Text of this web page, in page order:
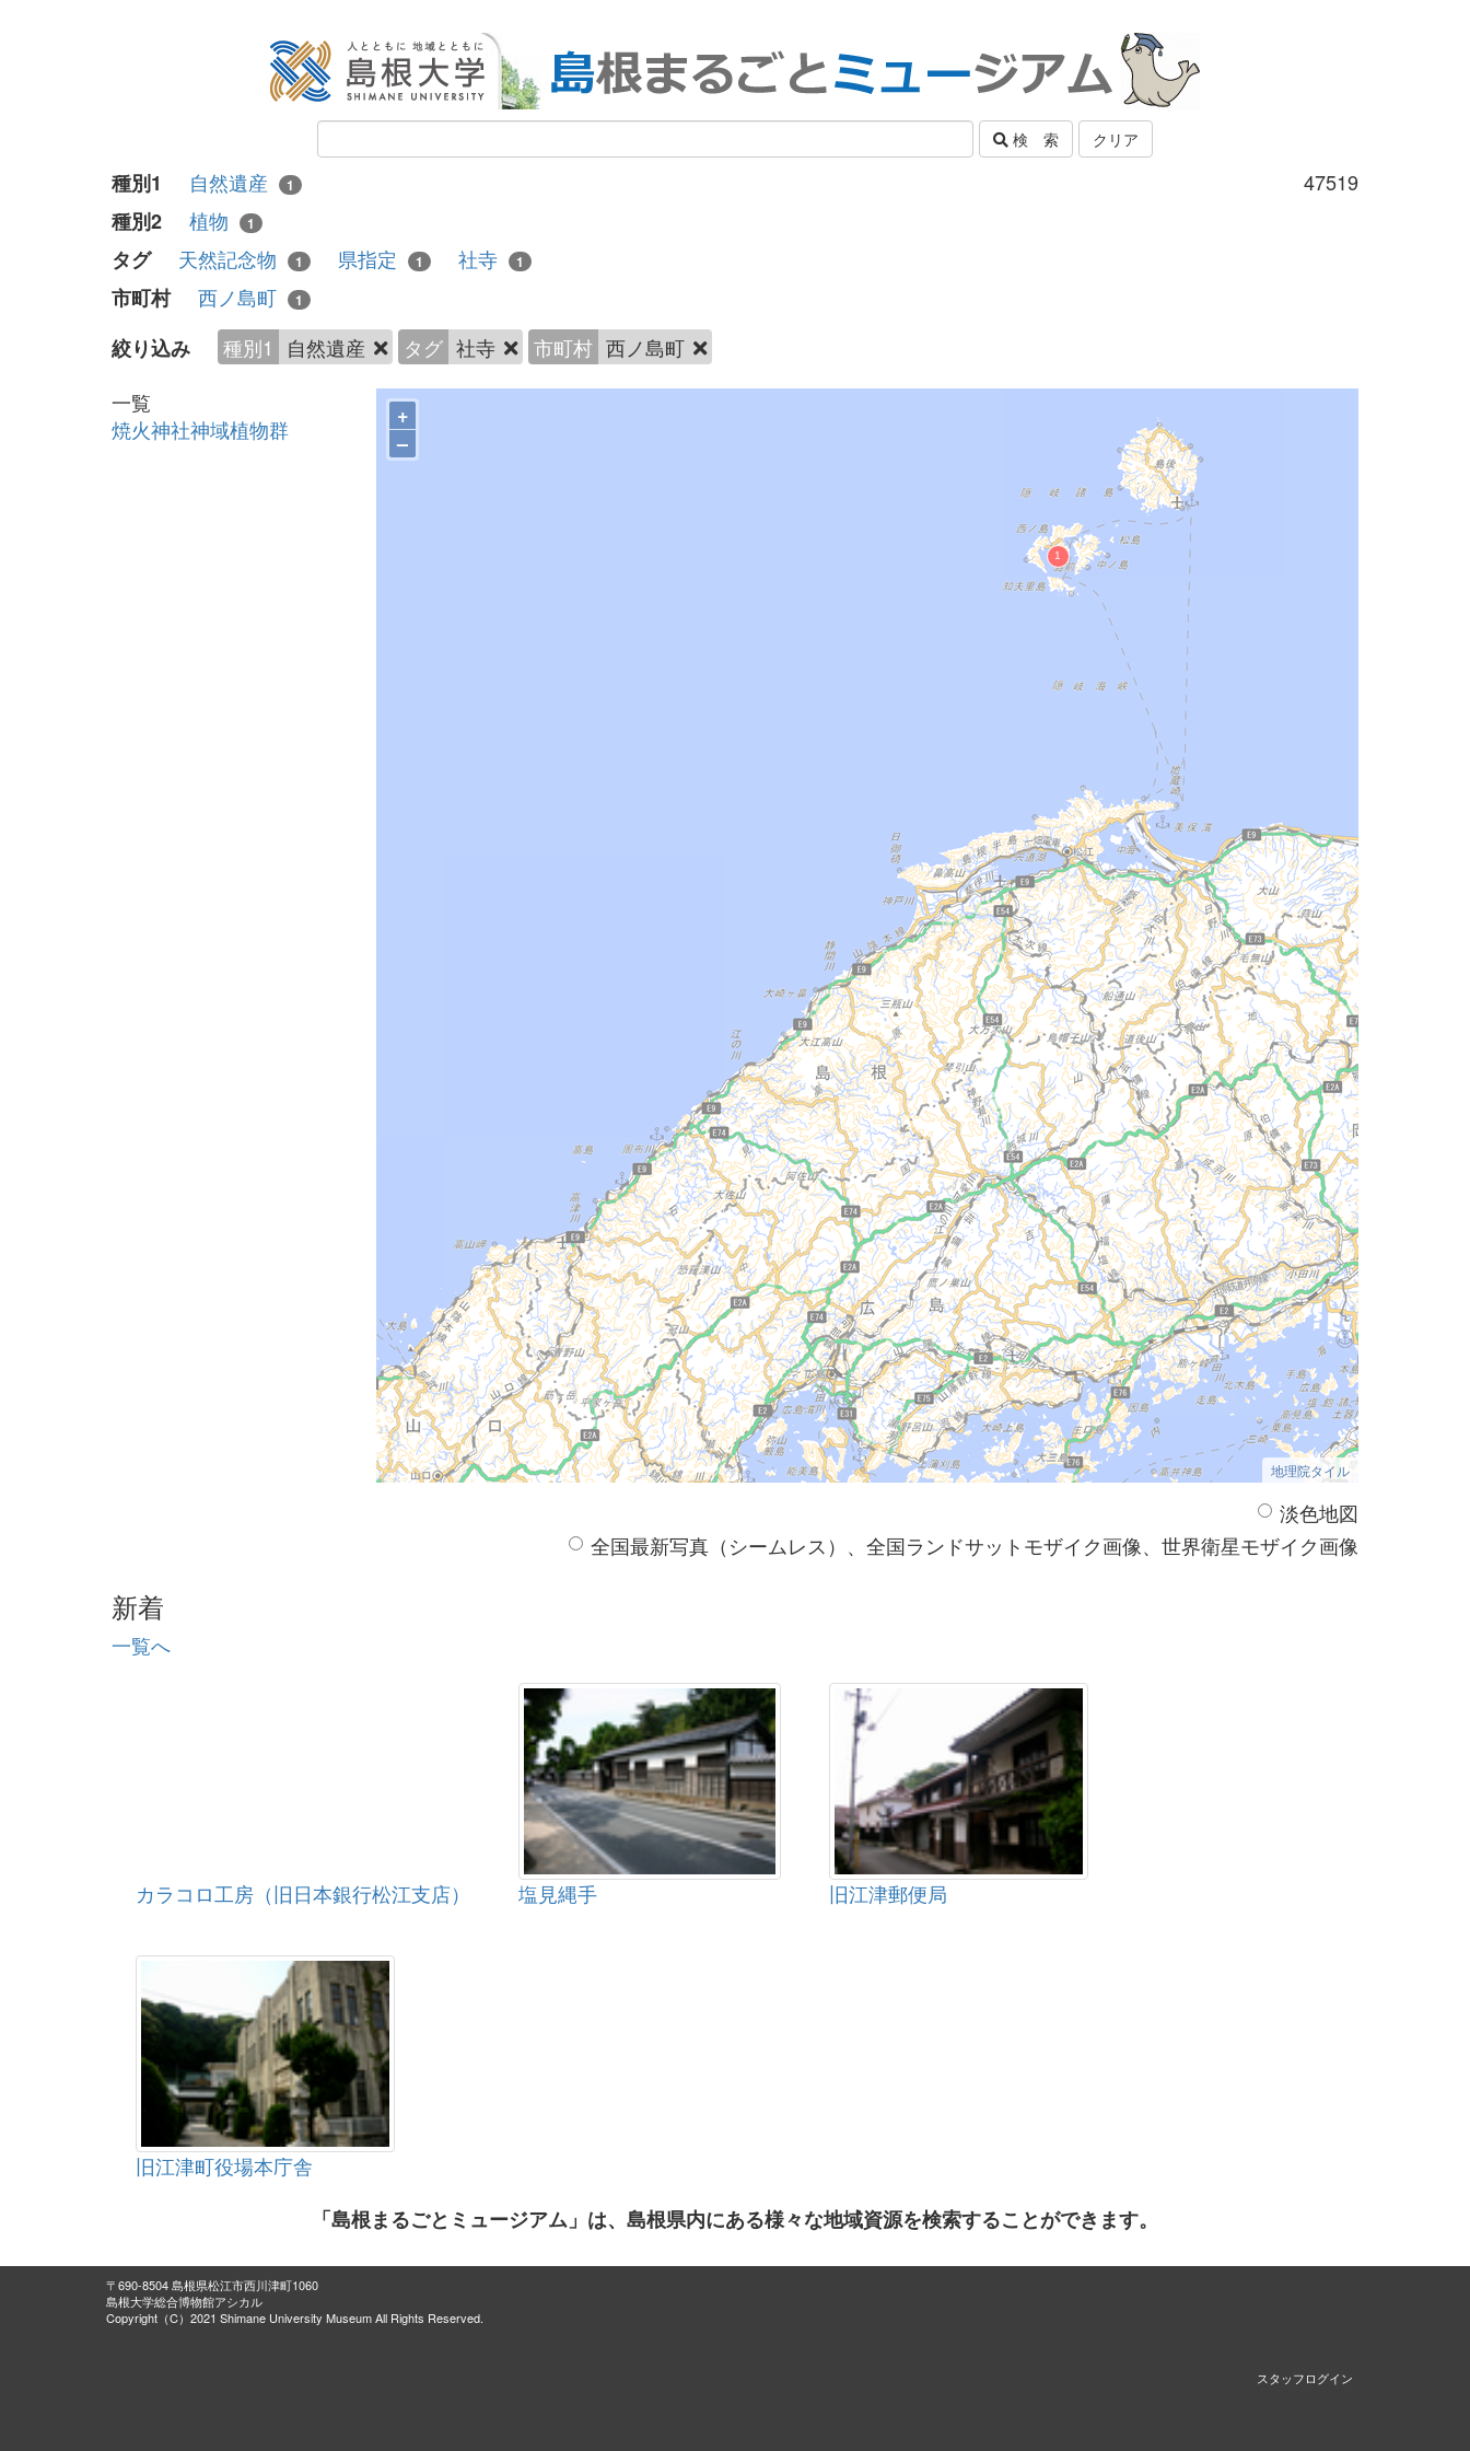
検 索 クリア
47519
種別1 自然遺産 1
種別2 植物 1
タグ 天然記念物 1 県指定 1 社寺 1
市町村 西ノ島町 1
絞り込み 種別1 自然遺産 タグ 社寺 市町村 西ノ島町
一覧
焼火神社神域植物群
+
–
地理院タイル
淡色地図
全国最新写真（シームレス）、全国ランドサットモザイク画像、世界衛星モザイク画像
新着
一覧へ
カラコロ工房（旧日本銀行松江支店） 塩見縄手 旧江津郵便局
旧江津町役場本庁舎
「島根まるごとミュージアム」は、島根県内にある様々な地域資源を検索することができます。
〒690-8504 島根県松江市西川津町1060
島根大学総合博物館アシカル
Copyright（C）2021 Shimane University Museum All Rights Reserved.
スタッフログイン